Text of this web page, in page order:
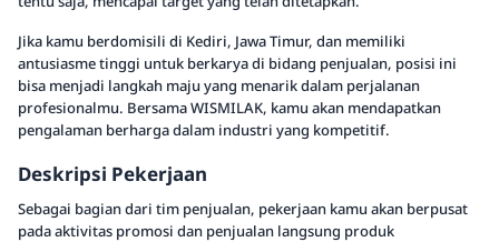
Jika kamu berdomisili di Kediri, Jawa Timur, dan memiliki
antusiasme tinggi untuk berkarya di bidang penjualan, posisi ini
bisa menjadi langkah maju yang menarik dalam perjalanan
profesionalmu. Bersama WISMILAK, kamu akan mendapatkan
pengalaman berharga dalam industri yang kompetitif.
Deskripsi Pekerjaan
Sebagai bagian dari tim penjualan, pekerjaan kamu akan berpusat
pada aktivitas promosi dan penjualan langsung produk